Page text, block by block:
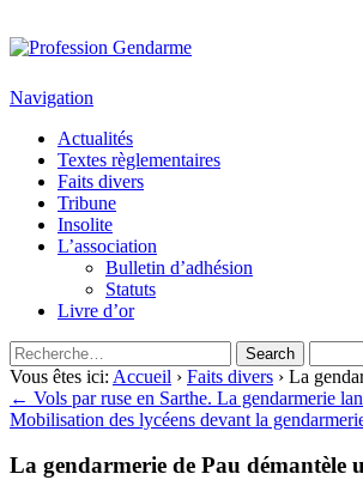
Navigation
Actualités
Textes règlementaires
Faits divers
Tribune
Insolite
L’association
Bulletin d’adhésion
Statuts
Livre d’or
Vous êtes ici: Accueil › Faits divers › La
← Vols par ruse en Sarthe. La gendarmerie
Mobilisation des lycéens devant la
La gendarmerie de Pau démantèle